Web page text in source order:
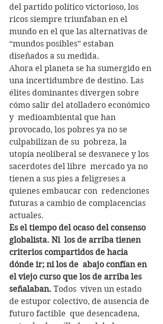
del partido político victorioso, los
ricos siempre triunfaban en el
mundo en el que las alternativas de
“mundos posibles” estaban
diseñados a su medida.
Ahora el planeta se ha sumergido en
una incertidumbre de destino. Las
élites dominantes divergen sobre
cómo salir del atolladero económico
y  medioambiental que han
provocado, los pobres ya no se
culpabilizan de su  pobreza, la
utopía neoliberal se desvanece y los
sacerdotes del libre  mercado ya no
tienen a sus pies a feligreses a
quienes embaucar con  redenciones
futuras a cambio de complacencias
actuales.
Es el tiempo del ocaso del consenso
globalista. Ni  los de arriba tienen
criterios compartidos de hacia
dónde ir; ni los de  abajo confían en
el viejo curso que los de arriba les
señalaban. Todos  viven un estado
de estupor colectivo, de ausencia de
futuro factible  que desencadena,